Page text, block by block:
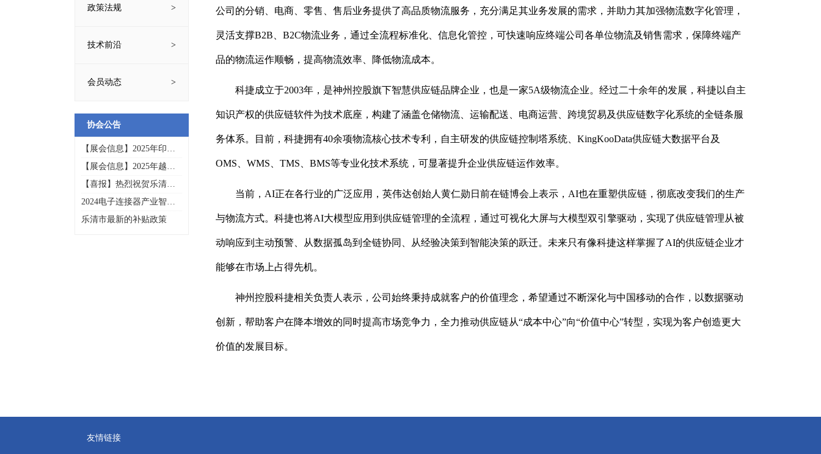
政策法规
技术前沿
会员动态
协会公告
【展会信息】2025年印尼
通讯技术与高新科技展览
会INTI
【展会信息】2025年越南
国际电子展
【喜报】热烈祝贺乐清市
电子工业协会多家会员企
业入选2025年浙江省先进
级智能工厂（第一批）名
2024电子连接器产业智造
创新峰会暨乐清市电子工
业协会20周年年会庆典
乐清市最新的补贴政策
公司的分销、电商、零售、售后业务提供了高品质物流服务，充分满足其业务发展的需求，并助力其加强物流数字化管理，
灵活支撑B2B、B2C物流业务，通过全流程标准化、信息化管控，可快速响应终端公司各单位物流及销售需求，保障终端产
品的物流运作顺畅，提高物流效率、降低物流成本。
科捷成立于2003年，是神州控股旗下智慧供应链品牌企业，也是一家5A级物流企业。经过二十余年的发展，科捷以自主
知识产权的供应链软件为技术底座，构建了涵盖仓储物流、运输配送、电商运营、跨境贸易及供应链数字化系统的全链条服
务体系。目前，科捷拥有40余项物流核心技术专利，自主研发的供应链控制塔系统、KingKooData供应链大数据平台及
OMS、WMS、TMS、BMS等专业化技术系统，可显著提升企业供应链运作效率。
当前，AI正在各行业的广泛应用，英伟达创始人黄仁勋日前在链博会上表示，AI也在重塑供应链，彻底改变我们的生产
与物流方式。科捷也将AI大模型应用到供应链管理的全流程，通过可视化大屏与大模型双引擎驱动，实现了供应链管理从被
动响应到主动预警、从数据孤岛到全链协同、从经验决策到智能决策的跃迁。未来只有像科捷这样掌握了AI的供应链企业才
能够在市场上占得先机。
神州控股科捷相关负责人表示，公司始终秉持成就客户的价值理念，希望通过不断深化与中国移动的合作，以数据驱动
创新，帮助客户在降本增效的同时提高市场竞争力，全力推动供应链从“成本中心”向“价值中心”转型，实现为客户创造更大
价值的发展目标。
友情链接